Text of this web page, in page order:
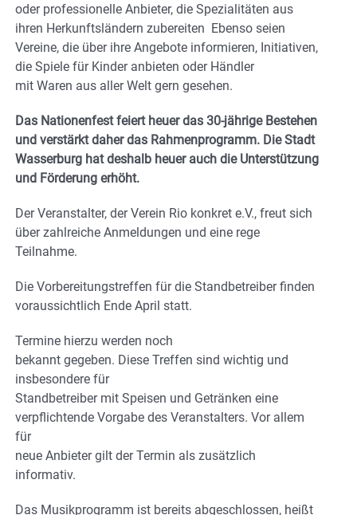
oder professionelle Anbieter, die Spezialitäten aus
ihren Herkunftsländern zubereiten Ebenso seien
Vereine, die über ihre Angebote informieren, Initiativen,
die Spiele für Kinder anbieten oder Händler
mit Waren aus aller Welt gern gesehen.
Das Nationenfest feiert heuer das 30-jährige Bestehen
und verstärkt daher das Rahmenprogramm. Die Stadt
Wasserburg hat deshalb heuer auch die Unterstützung
und Förderung erhöht.
Der Veranstalter, der Verein Rio konkret e.V., freut sich
über zahlreiche Anmeldungen und eine rege
Teilnahme.
Die Vorbereitungstreffen für die Standbetreiber finden
voraussichtlich Ende April statt.
Termine hierzu werden noch
bekannt gegeben. Diese Treffen sind wichtig und
insbesondere für
Standbetreiber mit Speisen und Getränken eine
verpflichtende Vorgabe des Veranstalters. Vor allem
für
neue Anbieter gilt der Termin als zusätzlich
informativ.
Das Musikprogramm ist bereits abgeschlossen, heißt